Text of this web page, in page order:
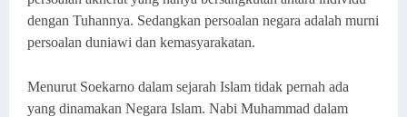
dengan Tuhannya. Sedangkan persoalan negara adalah murni
persoalan duniawi dan kemasyarakatan.
Menurut Soekarno dalam sejarah Islam tidak pernah ada
yang dinamakan Negara Islam. Nabi Muhammad dalam